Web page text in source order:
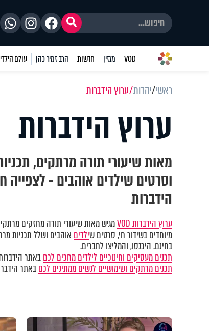
VOD מגזין חדשות הרב זמיר כהן עולם
ראשי יהדות ערוץ הידברות
ערוץ הידברות
מאות שיעורי תורה מרתקים,
וסרטים שילדים אוהבים - לצפייה
הידברות
ערוץ הידברות VOD מגיש מאות שיעורי תורה מחזקים
מיוחדים בשידור חי, סרטים שילדים אוהבים ושלל תכניות
בחינם. היכנסו, והמליצו לחברים.
תכנים מעסיקים וחינוכיים לילדים מחכים לכםבאתר
תכנים מרתקים ושימושיים לנשים ממתינים לכםבאתר